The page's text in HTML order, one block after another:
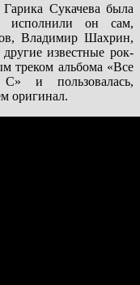
Сукачева была
исполнили он сам,
Владимир Шахрин,
известные рок-
треком альбома «Все
С» и пользовалась,
оригинал.